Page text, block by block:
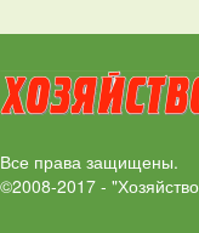
Все права защищены.
©2008-2017 -